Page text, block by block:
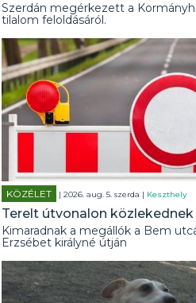
Szerdán megérkezett a
tilalom feloldásáról.
KÖZÉLET | 2026. aug. 5. szerda | Keszthely
Terelt útvonalon
Kimaradnak a megállók a Bem
Erzsébet királyné útján